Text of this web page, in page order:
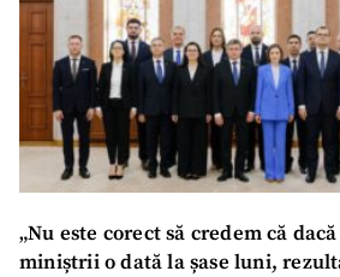
„Nu este corect să credem că
miniștrii o dată la șase luni,
Mesajul știrei
+ Mesajul știrei
CONTACT SURSĂ
Sursă anonimă
Nume+ Numele meu
Email+ Emailul meu